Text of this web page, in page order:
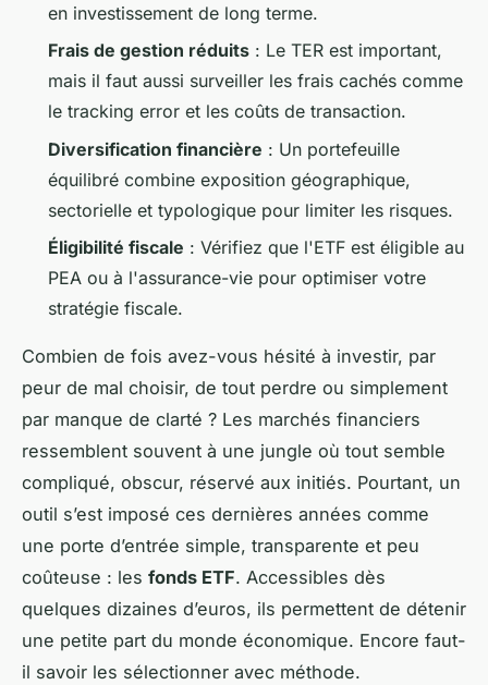
en investissement de long terme.
Frais de gestion réduits : Le TER est important,
mais il faut aussi surveiller les frais cachés comme
le tracking error et les coûts de transaction.
Diversification financière : Un portefeuille
équilibré combine exposition géographique,
sectorielle et typologique pour limiter les risques.
Éligibilité fiscale : Vérifiez que l'ETF est éligible au
PEA ou à l'assurance-vie pour optimiser votre
stratégie fiscale.
Combien de fois avez-vous hésité à investir, par
peur de mal choisir, de tout perdre ou simplement
par manque de clarté ? Les marchés financiers
ressemblent souvent à une jungle où tout semble
compliqué, obscur, réservé aux initiés. Pourtant, un
outil s’est imposé ces dernières années comme
une porte d’entrée simple, transparente et peu
coûteuse : les fonds ETF. Accessibles dès
quelques dizaines d’euros, ils permettent de détenir
une petite part du monde économique. Encore faut-
il savoir les sélectionner avec méthode.